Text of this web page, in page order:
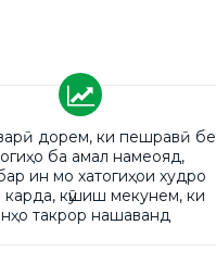
дорем, ки пешравӣ бе
ба амал намеояд,
ин мо хатогиҳои худро
карда, кӯшиш мекунем, ки
такрор нашаванд